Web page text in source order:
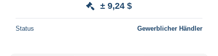
± 9,24 $
Status Gewerblicher Händler